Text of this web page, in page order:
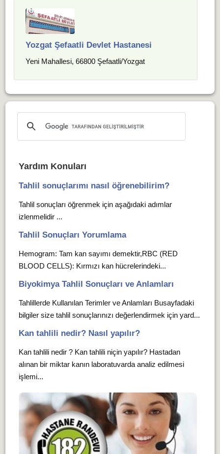
Yozgat Şefaatli Devlet Hastanesi
Yeni Mahallesi, 66800 Şefaatli/Yozgat
Yardım Konuları
Tahlil sonuçlarımı nasıl öğrenebilirim?
Tahlil sonuçları öğrenmek için aşağıdaki adımlar
izlenmelidir ...
Tahlil Sonuçları Yorumlama
Hemogram: Tam kan sayımı demektir,RBC (RED
BLOOD CELLS): Kırmızı kan hücrelerindeki...
Biyokimya Tahlil Sonuçları ve Anlamları
Tahlillerde Kullanılan Terimler ve Anlamları Busayfadaki
bilgiler size tahlil sonuçlarınızı değerlendirmek için yard...
Kan tahlili nedir? Nasıl yapılır?
Kan tahlili nedir ? Kan tahlili niçin yapılır? Hastadan
alınan bir miktar kanın laboratuvarda analiz edilmesi
işlemi...